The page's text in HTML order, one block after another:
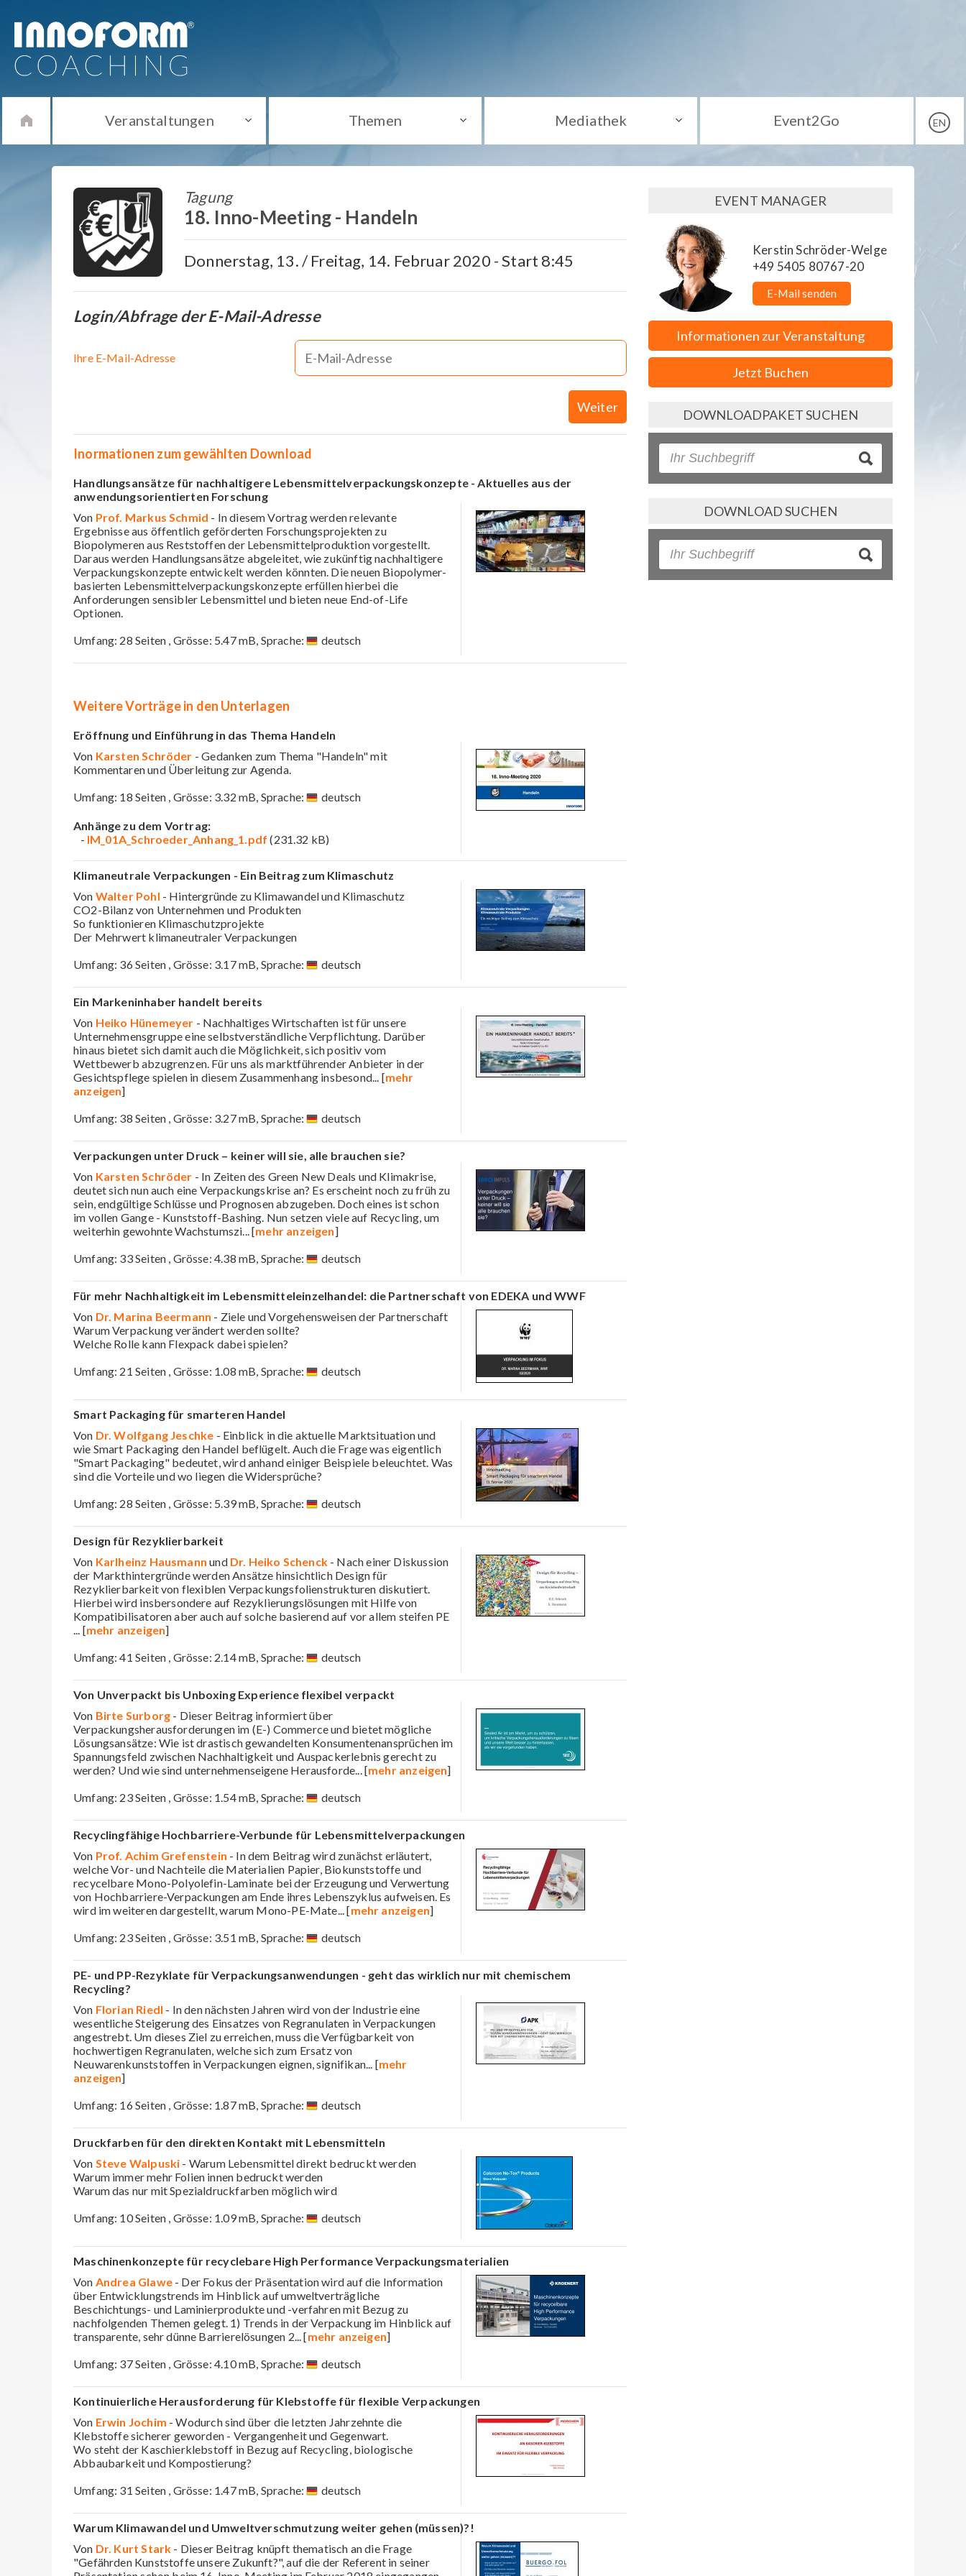
Veranstaltungen Themen Mediathek Event2Go EN
Tagung
18. Inno-Meeting - Handeln
Donnerstag, 13. / Freitag, 14. Februar 2020 - Start 8:45
Login/Abfrage der E-Mail-Adresse
Ihre E-Mail-Adresse
Weiter
Inormationen zum gewählten Download
Handlungsansätze für nachhaltigere Lebensmittelverpackungskonzepte - Aktuelles aus der
anwendungsorientierten Forschung
Von Prof. Markus Schmid - In diesem Vortrag werden relevante
Ergebnisse aus öffentlich geförderten Forschungsprojekten zu
Biopolymeren aus Reststoffen der Lebensmittelproduktion vorgestellt.
Daraus werden Handlungsansätze abgeleitet, wie zukünftig nachhaltigere
Verpackungskonzepte entwickelt werden könnten. Die neuen Biopolymer-
basierten Lebensmittelverpackungskonzepte erfüllen hierbei die
Anforderungen sensibler Lebensmittel und bieten neue End-of-Life
Optionen.
Umfang: 28 Seiten , Grösse: 5.47 mB, Sprache:
deutsch
Weitere Vorträge in den Unterlagen
Eröffnung und Einführung in das Thema Handeln
Von Karsten Schröder - Gedanken zum Thema "Handeln" mit
Kommentaren und Überleitung zur Agenda.
Umfang: 18 Seiten , Grösse: 3.32 mB, Sprache:
deutsch
Anhänge zu dem Vortrag:
- IM_01A_Schroeder_Anhang_1.pdf (231.32 kB)
Klimaneutrale Verpackungen - Ein Beitrag zum Klimaschutz
Von Walter Pohl - Hintergründe zu Klimawandel und Klimaschutz
CO2-Bilanz von Unternehmen und Produkten
So funktionieren Klimaschutzprojekte
Der Mehrwert klimaneutraler Verpackungen
Umfang: 36 Seiten , Grösse: 3.17 mB, Sprache:
deutsch
Ein Markeninhaber handelt bereits
Von Heiko Hünemeyer - Nachhaltiges Wirtschaften ist für unsere
Unternehmensgruppe eine selbstverständliche Verpflichtung. Darüber
hinaus bietet sich damit auch die Möglichkeit, sich positiv vom
Wettbewerb abzugrenzen. Für uns als marktführender Anbieter in der
Gesichtspflege spielen in diesem Zusammenhang insbesond... [mehr
anzeigen]
Umfang: 38 Seiten , Grösse: 3.27 mB, Sprache:
deutsch
Verpackungen unter Druck – keiner will sie, alle brauchen sie?
Von Karsten Schröder - In Zeiten des Green New Deals und Klimakrise,
deutet sich nun auch eine Verpackungskrise an? Es erscheint noch zu früh zu
sein, endgültige Schlüsse und Prognosen abzugeben. Doch eines ist schon
im vollen Gange - Kunststoff-Bashing. Nun setzen viele auf Recycling, um
weiterhin gewohnte Wachstumszi... [mehr anzeigen]
Umfang: 33 Seiten , Grösse: 4.38 mB, Sprache:
deutsch
Für mehr Nachhaltigkeit im Lebensmitteleinzelhandel: die Partnerschaft von EDEKA und WWF
Von Dr. Marina Beermann - Ziele und Vorgehensweisen der Partnerschaft
Warum Verpackung verändert werden sollte?
Welche Rolle kann Flexpack dabei spielen?
Umfang: 21 Seiten , Grösse: 1.08 mB, Sprache:
deutsch
Smart Packaging für smarteren Handel
Von Dr. Wolfgang Jeschke - Einblick in die aktuelle Marktsituation und
wie Smart Packaging den Handel beflügelt. Auch die Frage was eigentlich
"Smart Packaging" bedeutet, wird anhand einiger Beispiele beleuchtet. Was
sind die Vorteile und wo liegen die Widersprüche?
Umfang: 28 Seiten , Grösse: 5.39 mB, Sprache:
deutsch
Design für Rezyklierbarkeit
Von Karlheinz Hausmann und Dr. Heiko Schenck- Nach einer Diskussion
der Markthintergründe werden Ansätze hinsichtlich Design für
Rezyklierbarkeit von flexiblen Verpackungsfolienstrukturen diskutiert.
Hierbei wird insbersondere auf Rezyklierungslösungen mit Hilfe von
Kompatibilisatoren aber auch auf solche basierend auf vor allem steifen PE
... [mehr anzeigen]
Umfang: 41 Seiten , Grösse: 2.14 mB, Sprache:
deutsch
Von Unverpackt bis Unboxing Experience flexibel verpackt
Von Birte Surborg - Dieser Beitrag informiert über
Verpackungsherausforderungen im (E-) Commerce und bietet mögliche
Lösungsansätze: Wie ist drastisch gewandelten Konsumentenansprüchen im
Spannungsfeld zwischen Nachhaltigkeit und Auspackerlebnis gerecht zu
werden? Und wie sind unternehmenseigene Herausforde... [mehr anzeigen]
Umfang: 23 Seiten , Grösse: 1.54 mB, Sprache:
deutsch
Recyclingfähige Hochbarriere-Verbunde für Lebensmittelverpackungen
Von Prof. Achim Grefenstein - In dem Beitrag wird zunächst erläutert,
welche Vor- und Nachteile die Materialien Papier, Biokunststoffe und
recycelbare Mono-Polyolefin-Laminate bei der Erzeugung und Verwertung
von Hochbarriere-Verpackungen am Ende ihres Lebenszyklus aufweisen. Es
wird im weiteren dargestellt, warum Mono-PE-Mate... [mehr anzeigen]
Umfang: 23 Seiten , Grösse: 3.51 mB, Sprache:
deutsch
PE- und PP-Rezyklate für Verpackungsanwendungen - geht das wirklich nur mit chemischem
Recycling?
Von Florian Riedl - In den nächsten Jahren wird von der Industrie eine
wesentliche Steigerung des Einsatzes von Regranulaten in Verpackungen
angestrebt. Um dieses Ziel zu erreichen, muss die Verfügbarkeit von
hochwertigen Regranulaten, welche sich zum Ersatz von
Neuwarenkunststoffen in Verpackungen eignen, signifikan... [mehr
anzeigen]
Umfang: 16 Seiten , Grösse: 1.87 mB, Sprache:
deutsch
Druckfarben für den direkten Kontakt mit Lebensmitteln
Von Steve Walpuski - Warum Lebensmittel direkt bedruckt werden
Warum immer mehr Folien innen bedruckt werden
Warum das nur mit Spezialdruckfarben möglich wird
Umfang: 10 Seiten , Grösse: 1.09 mB, Sprache:
deutsch
Maschinenkonzepte für recyclebare High Performance Verpackungsmaterialien
Von Andrea Glawe- Der Fokus der Präsentation wird auf die Information
über Entwicklungstrends im Hinblick auf umweltverträgliche
Beschichtungs- und Laminierprodukte und -verfahren mit Bezug zu
nachfolgenden Themen gelegt. 1) Trends in der Verpackung im Hinblick auf
transparente, sehr dünne Barrierelösungen 2... [mehr anzeigen]
Umfang: 37 Seiten , Grösse: 4.10 mB, Sprache:
deutsch
Kontinuierliche Herausforderung für Klebstoffe für flexible Verpackungen
Von Erwin Jochim - Wodurch sind über die letzten Jahrzehnte die
Klebstoffe sicherer geworden - Vergangenheit und Gegenwart.
Wo steht der Kaschierklebstoff in Bezug auf Recycling, biologische
Abbaubarkeit und Kompostierung?
Umfang: 31 Seiten , Grösse: 1.47 mB, Sprache:
deutsch
Warum Klimawandel und Umweltverschmutzung weiter gehen (müssen)?!
Von Dr. Kurt Stark - Dieser Beitrag knüpft thematisch an die Frage
"Gefährden Kunststoffe unsere Zukunft?", auf die der Referent in seiner
EVENT MANAGER
Kerstin Schröder-Welge
+49 5405 80767-20
E-Mail senden
Informationen zur Veranstaltung
Jetzt Buchen
DOWNLOADPAKET SUCHEN
DOWNLOAD SUCHEN